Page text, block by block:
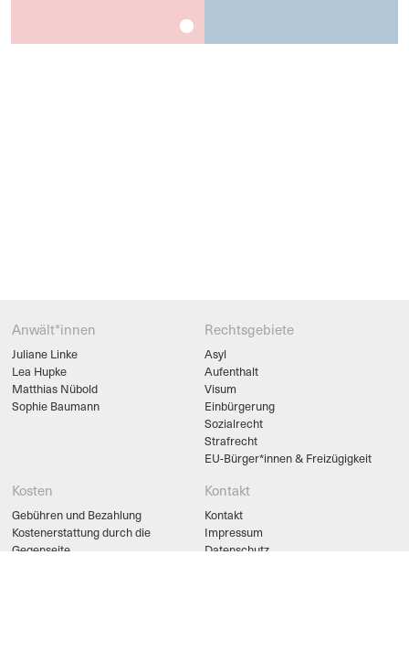
Anwält*innen
Juliane Linke
Lea Hupke
Matthias Nübold
Sophie Baumann
Rechtsgebiete
Asyl
Aufenthalt
Visum
Einbürgerung
Sozialrecht
Strafrecht
EU-Bürger*innen & Freizügigkeit
Kosten
Gebühren und Bezahlung
Kostenerstattung durch die
Gegenseite
Kontakt
Kontakt
Impressum
Datenschutz